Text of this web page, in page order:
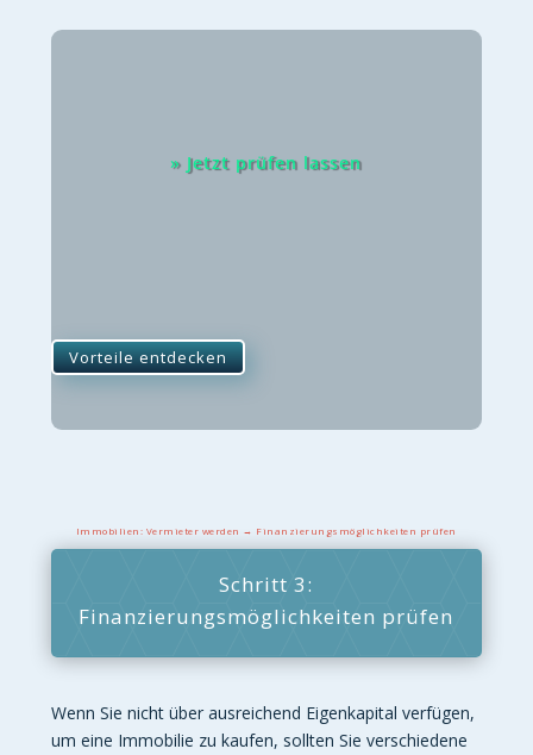
» Jetzt prüfen lassen
Vorteile entdecken
Immobilien: Vermieter werden → Finanzierungsmöglichkeiten prüfen
Schritt 3:
Finanzierungsmöglichkeiten prüfen
Wenn Sie nicht über ausreichend Eigenkapital verfügen,
um eine Immobilie zu kaufen, sollten Sie verschiedene